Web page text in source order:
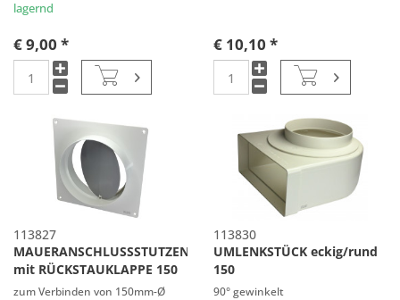
lagernd
€ 9,00 * € 10,10 *
113827
MAUERANSCHLUSSSTUTZEN
mit RÜCKSTAUKLAPPE 150
zum Verbinden von 150mm-Ø
113830
UMLENKSTÜCK eckig/rund
150
90° gewinkelt